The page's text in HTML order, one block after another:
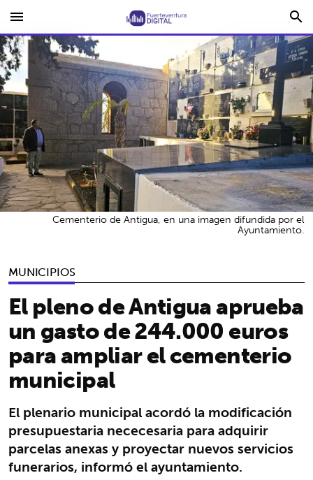
menu search
MUNICIPIOS
El pleno de Antigua aprueba
un gasto de 244.000 euros
para ampliar el cementerio
municipal
El plenario municipal acordó la modificación
presupuestaria nececesaria para adquirir
parcelas anexas y proyectar nuevos servicios
funerarios, informó el ayuntamiento.
Cementerio de Antigua, en una imagen difundida por el
Ayuntamiento.